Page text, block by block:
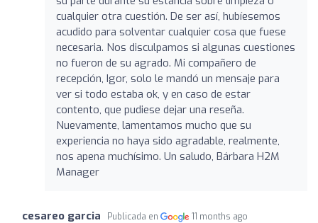
cualquier otra cuestión. De ser así, hubíesemos
acudido para solventar cualquier cosa que fuese
necesaria. Nos disculpamos si algunas cuestiones
no fueron de su agrado. Mi compañero de
recepción, Igor, solo le mandó un mensaje para
ver si todo estaba ok, y en caso de estar
contento, que pudiese dejar una reseña.
Nuevamente, lamentamos mucho que su
experiencia no haya sido agradable, realmente,
nos apena muchísimo. Un saludo, Bárbara H2M
Manager
cesareo garcia Publicada en 11 months ago